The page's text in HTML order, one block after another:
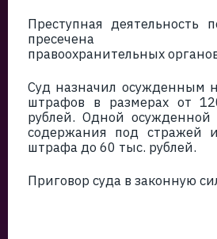
Преступная деятельность
пресечена
правоохранительных
Суд назначил осужденным
штрафов в размерах от
рублей. Одной осужденной
содержания под стражей
штрафа до 60 тыс. рублей.
Приговор суда в законную